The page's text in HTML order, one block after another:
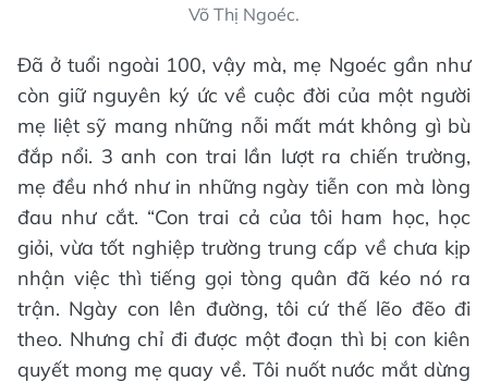
Võ Thị Ngoéc.
Đã ở tuổi ngoài 100, vậy mà, mẹ Ngoéc gần như
còn giữ nguyên ký ức về cuộc đời của một người
mẹ liệt sỹ mang những nỗi mất mát không gì bù
đắp nổi. 3 anh con trai lần lượt ra chiến trường,
mẹ đều nhớ như in những ngày tiễn con mà lòng
đau như cắt. “Con trai cả của tôi ham học, học
giỏi, vừa tốt nghiệp trường trung cấp về chưa kịp
nhận việc thì tiếng gọi tòng quân đã kéo nó ra
trận. Ngày con lên đường, tôi cứ thế lẽo đẽo đi
theo. Nhưng chỉ đi được một đoạn thì bị con kiên
quyết mong mẹ quay về. Tôi nuốt nước mắt dừng